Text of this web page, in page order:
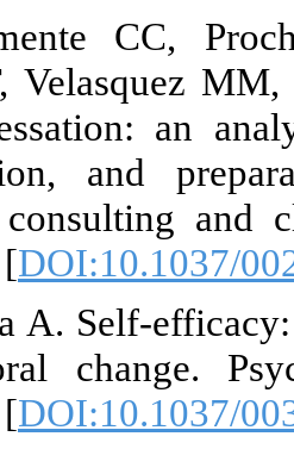
12.
Velicer WF,
smoking
Journal of
59(2): 295. [
13. Bandura
of
84(2): 191. [